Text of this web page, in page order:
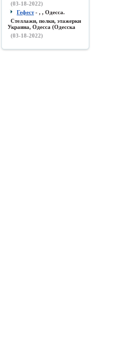
(03-18-2022)
Гефест- , , Одесса.
Стеллажи, полки, этажерки
Украина, Одесса (Одесска
(03-18-2022)